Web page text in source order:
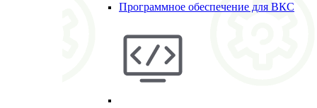
Программное обеспечение для ВКС